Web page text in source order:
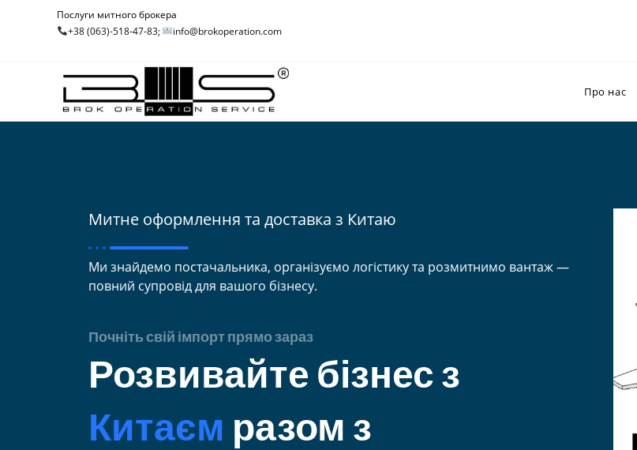
Послуги митного брокера
+38 (063)-518-47-83;
info@brokoperation.com
Про нас
Митне оформлення та доставка з Китаю
Ми знайдемо постачальника, організуємо логістику та розмитнимо вантаж —
повний супровід для вашого бізнесу.
Почніть свій імпорт прямо зараз
Розвивайте бізнес з
Китаєм разом з